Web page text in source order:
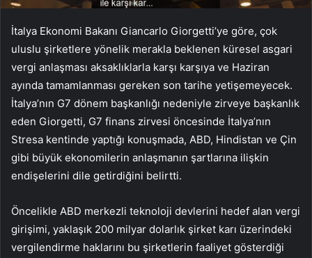
İtalya Ekonomi Bakanı Giancarlo Giorgetti’ye göre, çok
uluslu şirketlere yönelik merakla beklenen küresel asgari
vergi anlaşması aksaklıklarla karşı karşıya ve Haziran
ayında tamamlanması gereken son tarihe yetişemeyecek.
İtalya’nın G7 dönem başkanlığı nedeniyle zirveye başkanlık
eden Giorgetti, G7 finans zirvesi öncesinde İtalya’nın
Stresa kentinde yaptığı konuşmada, ABD, Hindistan ve Çin
gibi büyük ekonomilerin anlaşmanın şartlarına ilişkin
endişelerini dile getirdiğini belirtti.
Öncelikle ABD merkezli teknoloji devlerini hedef alan vergi
girişimi, yaklaşık 200 milyar dolarlık şirket karı üzerindeki
vergilendirme haklarını bu şirketlerin faaliyet gösterdiği